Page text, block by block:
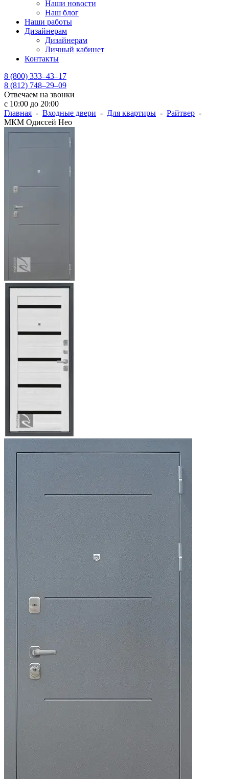
Наши новости
Наш блог
Наши работы
Дизайнерам
Дизайнерам
Личный кабинет
Контакты
8 (800) 333–43–17
8 (812) 748–29–09
Отвечаем на звонки
с 10:00 до 20:00
Главная - Входные двери - Для квартиры - Райтвер -
МКМ Одиссей Нео